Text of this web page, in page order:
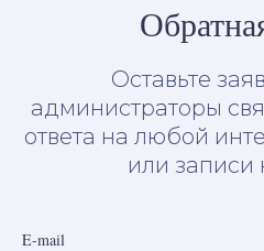
Оставьте
администраторы
ответа на любой
или записи
E-mail